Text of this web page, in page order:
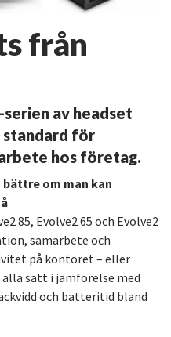
från
av headset
standard för
hos företag.
bättre om man kan
85, Evolve2 65 och Evolve2
samarbete och
på kontoret – eller
alla sätt i jämförelse med
och batteritid bland